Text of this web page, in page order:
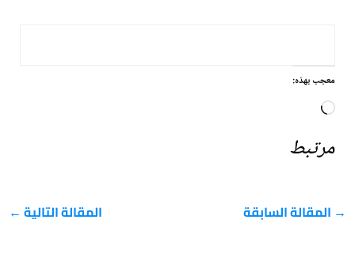
معجب بهذه:
جاري
مرتبط
→ المقالة السابقة المقالة التالية ←